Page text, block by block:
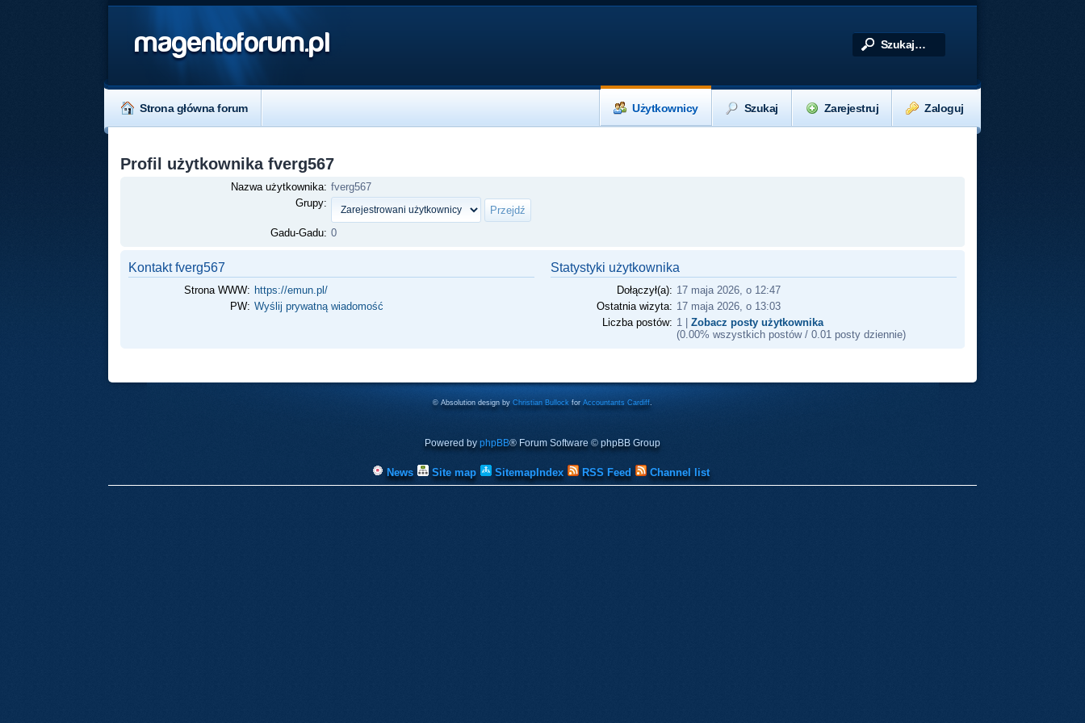
magentoforum.pl
Strona główna forum Zaloguj
Zarejestruj
Szukaj
Użytkownicy
Profil użytkownika fverg567
Nazwa użytkownika: fverg567
Grupy:
Gadu-Gadu: 0
Kontakt fverg567
Strona WWW: https://emun.pl/
PW: Wyślij prywatną wiadomość
Statystyki użytkownika
Dołączył(a): 17 maja 2026, o 12:47
Ostatnia wizyta: 17 maja 2026, o 13:03
Liczba postów: 1 | Zobacz posty użytkownika
(0.00% wszystkich postów / 0.01 posty dziennie)
© Absolution design by Christian Bullock forAccountants Cardiff.
Powered by phpBB® Forum Software © phpBB Group
News Site map SitemapIndex RSS Feed Channel list